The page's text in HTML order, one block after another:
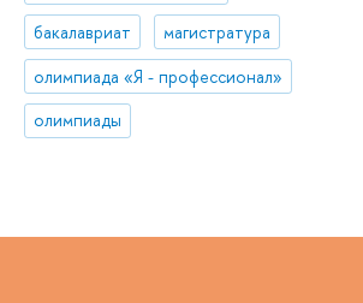
бакалавриат
магистратура
олимпиада «Я - профессионал»
олимпиады